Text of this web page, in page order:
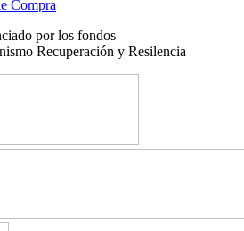
Compra
por los fondos
Recuperación y Resilencia